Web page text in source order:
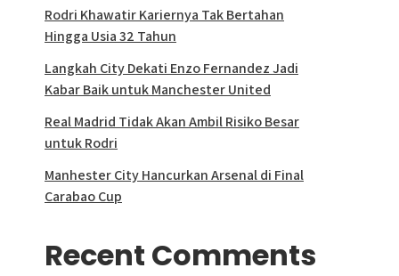
Rodri Khawatir Kariernya Tak Bertahan
Hingga Usia 32 Tahun
Langkah City Dekati Enzo Fernandez Jadi
Kabar Baik untuk Manchester United
Real Madrid Tidak Akan Ambil Risiko Besar
untuk Rodri
Manhester City Hancurkan Arsenal di Final
Carabao Cup
Recent Comments